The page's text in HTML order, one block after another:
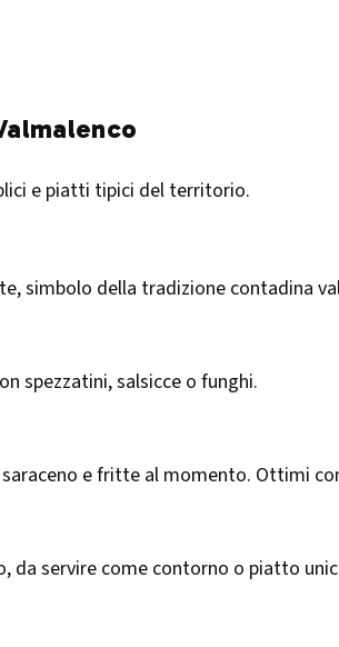
e piatti tipici del territorio.
simbolo della tradizione contadina
spezzatini, salsicce o funghi.
e fritte al momento. Ottimi
da servire come contorno o piatto